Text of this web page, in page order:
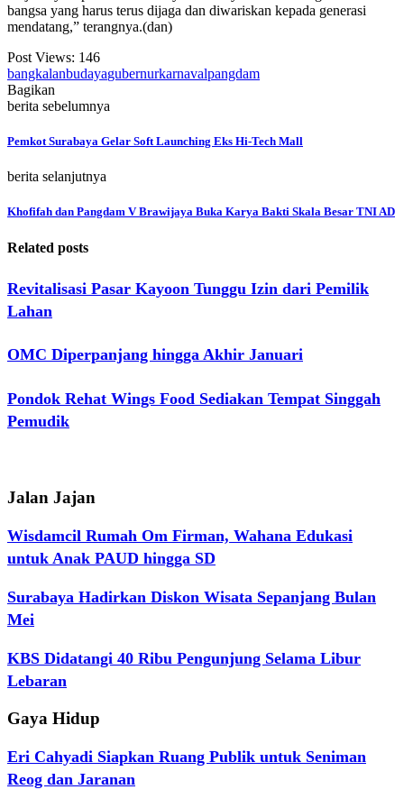
bangsa yang harus terus dijaga dan diwariskan kepada generasi
mendatang,” terangnya.(dan)
Post Views: 146
bangkalanbudayagubernurkarnavalpangdam
Bagikan
berita sebelumnya
Pemkot Surabaya Gelar Soft Launching Eks Hi-Tech Mall
berita selanjutnya
Khofifah dan Pangdam V Brawijaya Buka Karya Bakti Skala Besar TNI AD
Related posts
Revitalisasi Pasar Kayoon Tunggu Izin dari Pemilik
Lahan
OMC Diperpanjang hingga Akhir Januari
Pondok Rehat Wings Food Sediakan Tempat Singgah
Pemudik
Jalan Jajan
Wisdamcil Rumah Om Firman, Wahana Edukasi
untuk Anak PAUD hingga SD
Surabaya Hadirkan Diskon Wisata Sepanjang Bulan
Mei
KBS Didatangi 40 Ribu Pengunjung Selama Libur
Lebaran
Gaya Hidup
Eri Cahyadi Siapkan Ruang Publik untuk Seniman
Reog dan Jaranan